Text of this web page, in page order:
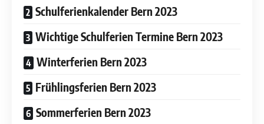
Schulferienkalender Bern 2023
Wichtige Schulferien Termine Bern 2023
Winterferien Bern 2023
Frühlingsferien Bern 2023
Sommerferien Bern 2023